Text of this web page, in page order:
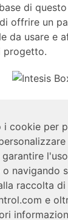
di
offrire un
da usare e
progetto.
i cookie per
o navigando
raccolta
e